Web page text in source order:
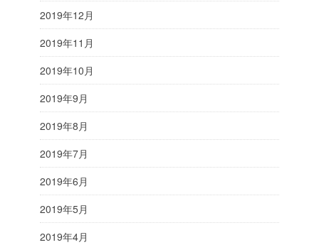
2019年12月
2019年11月
2019年10月
2019年9月
2019年8月
2019年7月
2019年6月
2019年5月
2019年4月